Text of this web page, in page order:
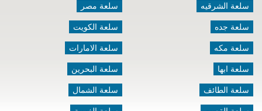
سلعة الشرقيه
سلعة جده
سلعة مكه
سلعة ابها
سلعة الطائف
سلعة مصر
سلعة الكويت
سلعة الامارات
سلعة البحرين
سلعة الشمال